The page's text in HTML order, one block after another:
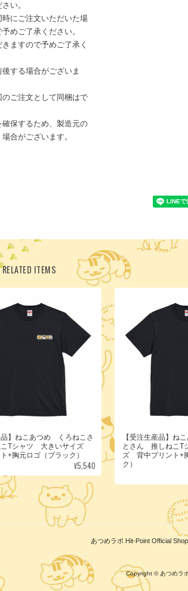
い。
にご注文いただいた場
めご了承ください。
ますので予めご了承く
する場合がございま
ご注文として同梱はで
保するため、製造元の
合がございます。
RELATED ITEMS
品】ねこあつめ くろねこさ
Tシャツ 大きいサイズ
+胸元ロゴ（ブラック）
¥5,540
【受注生産品】ね
とさん 推しねこT
ズ 背中プリント+
ク）
あつめラボ Hit-Point Official
Copyright © あつめラ